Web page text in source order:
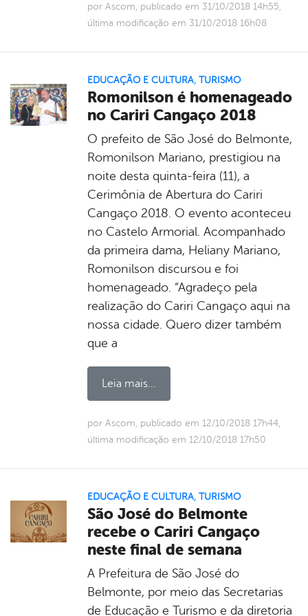
por Ascom, publicado em 31/10/2018 14h55,
última modificação em 31/10/2018 16h08
EDUCAÇÃO E CULTURA, TURISMO
Romonilson é homenageado
no Cariri Cangaço 2018
O prefeito de São José do Belmonte,
Romonilson Mariano, prestigiou na
noite desta quinta-feira (11), a
Cerimônia de Abertura do Cariri
Cangaço 2018. O evento aconteceu
no Castelo Armorial. Acompanhado
da primeira dama, Heliany Mariano,
Romonilson discursou e foi
homenageado. “Agradeço pela
realização do Cariri Cangaço aqui na
nossa cidade. Quero dizer também
que a
Leia mais...
por Ascom, publicado em 12/10/2018 17h44,
última modificação em 12/10/2018 17h50
EDUCAÇÃO E CULTURA, TURISMO
São José do Belmonte
recebe o Cariri Cangaço
neste final de semana
A Prefeitura de São José do
Belmonte, por meio das Secretarias
de Educação e Turismo e da diretoria